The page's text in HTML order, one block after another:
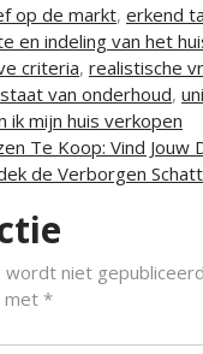
op de markt, erkend
en indeling van het
criteria, realistische
staat van onderhoud,
ik mijn huis verkopen
Te Koop: Vind Jouw
de Verborgen
niet
met *